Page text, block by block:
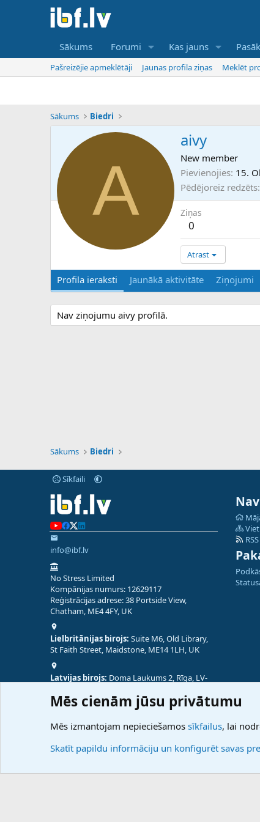
Sākums Forumi Kas jauns
Pašreizējie apmeklētāji Jaunas profila ziņas Meklēt
Sākums Biedri
A
aivy
New member
Pievienojies 15.
Pēdējoreiz redzēts
Ziņas
0
Atrast
Profila ieraksti Jaunākā aktivitāte Ziņojumi
Nav ziņojumu aivy profilā.
Sākums Biedri
Sīkfaili
info@ibf.lv
No Stress Limited
Kompānijas numurs: 12629117
Reģistrācijas adrese: 38 Portside View,
Chatham, ME4 4FY, UK
Lielbritānijas birojs: Suite M6, Old Library,
St Faith Street, Maidstone, ME14 1LH, UK
Latvijas birojs: Doma Laukums 2, Rīga, LV-
RSS
Mēs cienām jūsu privātumu
Mēs izmantojam nepieciešamos sīkfailus, lai
Skatīt papildu informāciju un konfigurēt savas